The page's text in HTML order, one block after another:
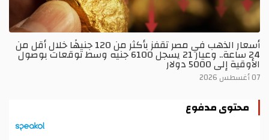
أسعار الذهب في مصر تقفز بأكثر من 120 جنيهًا خلال أقل من
24 ساعة.. وعيار 21 يسجل 6100 جنيه وسط توقعات بوصول
الأوقية إلى 5000 دولار
07 أغسطس 2026
محتوى مدفوع